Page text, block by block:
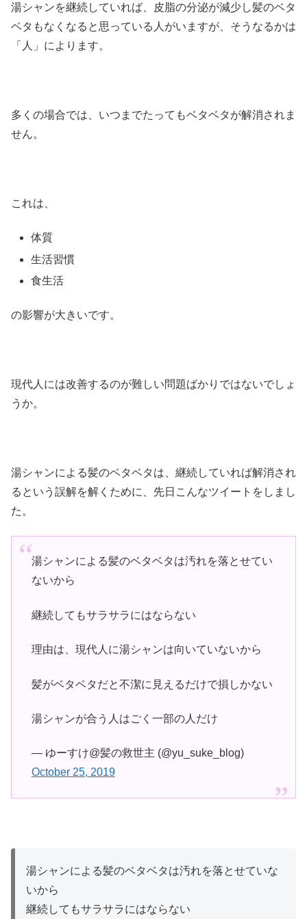
湯シャンを継続していれば、皮脂の分泌が減少し髪のベタ
ベタもなくなると思っている人がいますが、そうなるかは
「人」によります。
多くの場合では、いつまでたってもベタベタが解消されま
せん。
これは、
体質
生活習慣
食生活
の影響が大きいです。
現代人には改善するのが難しい問題ばかりではないでしょ
うか。
湯シャンによる髪のベタベタは、継続していれば解消され
るという誤解を解くために、先日こんなツイートをしまし
た。
湯シャンによる髪のベタベタは汚れを落とせてい
ないから
継続してもサラサラにはならない
理由は、現代人に湯シャンは向いていないから
髪がベタベタだと不潔に見えるだけで損しかない
湯シャンが合う人はごく一部の人だけ
— ゆーすけ@髪の救世主 (@yu_suke_blog)
October 25, 2019
湯シャンによる髪のベタベタは汚れを落とせていな
いから
継続してもサラサラにはならない